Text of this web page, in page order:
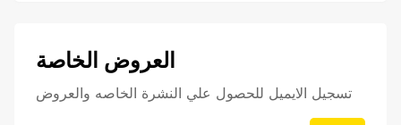
العروض الخاصة
تسجيل الايميل للحصول علي النشرة الخاصه والعروض